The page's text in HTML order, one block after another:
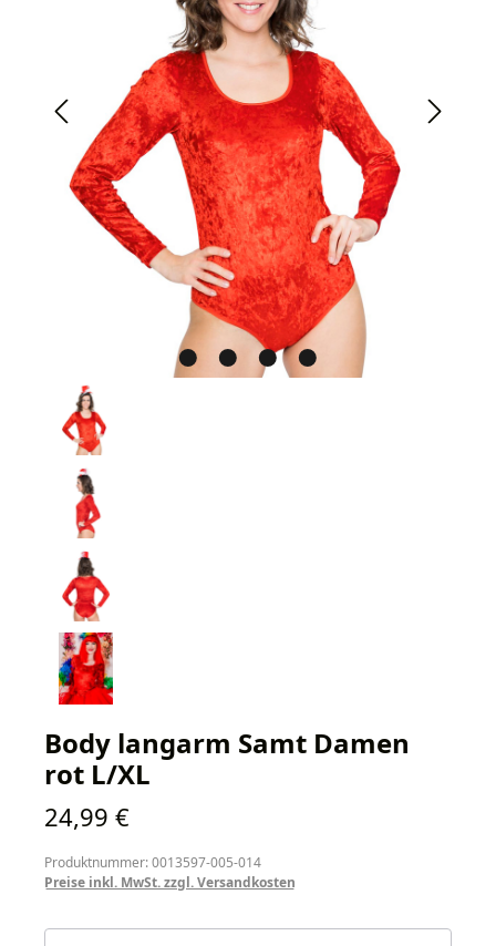
Body langarm Samt Damen
rot L/XL
Regulärer Preis:
24,99 €
Produktnummer: 0013597-005-014
Preise inkl. MwSt. zzgl. Versandkosten